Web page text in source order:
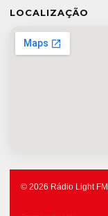
LOCALIZAÇÃO
© 2026 Rádio Light